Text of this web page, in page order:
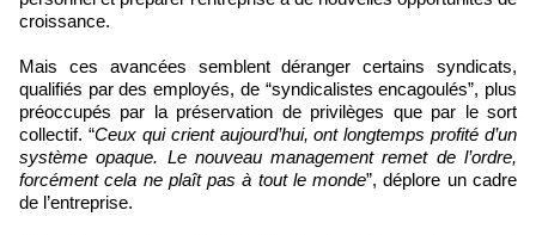
croissance.
Mais ces avancées semblent déranger certains syndicats,
qualifiés par des employés, de “syndicalistes encagoulés”, plus
préoccupés par la préservation de privilèges que par le sort
collectif. “Ceux qui crient aujourd’hui, ont longtemps profité d’un
système opaque. Le nouveau management remet de l’ordre,
forcément cela ne plaît pas à tout le monde”, déplore un cadre
de l’entreprise.